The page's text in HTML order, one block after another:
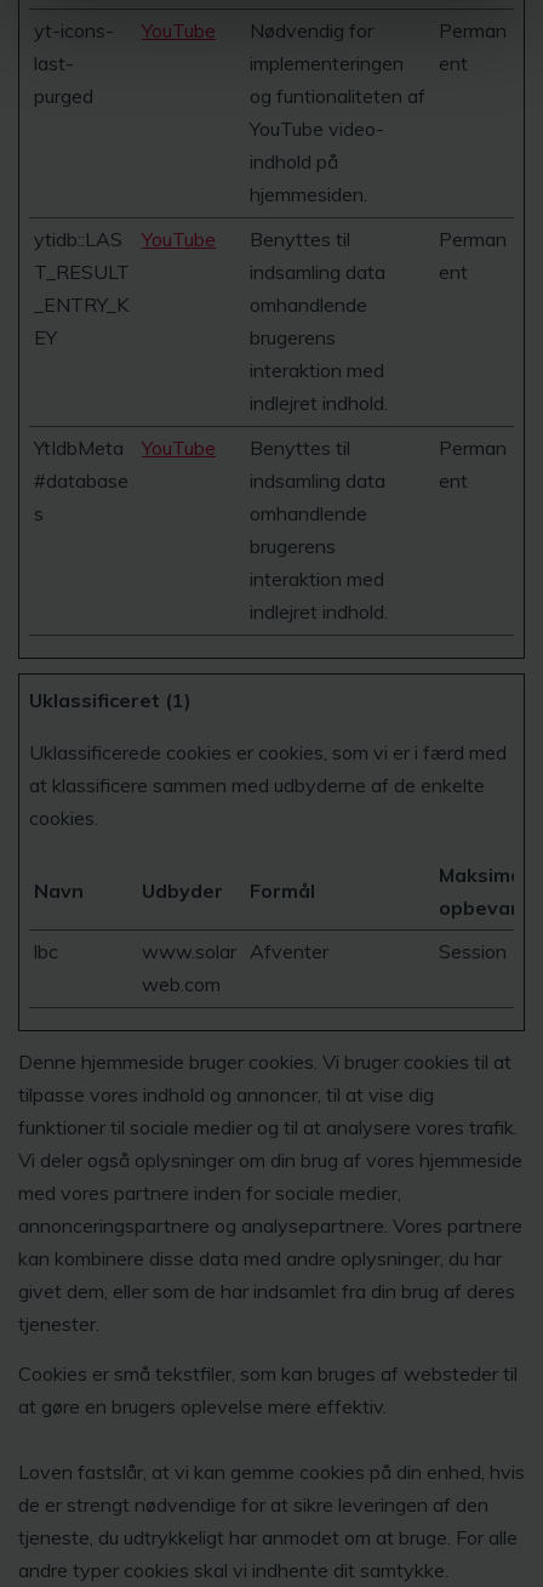
yt-icons-
last-
purged
YouTube
Nødvendig for
implementeringen
og funtionaliteten af
YouTube video-
indhold på
hjemmesiden.
Perman
ent
ytidb::LAS
T_RESULT
_ENTRY_K
EY
YouTube
Benyttes til
indsamling data
omhandlende
brugerens
interaktion med
indlejret indhold.
Perman
ent
YtIdbMeta
#database
s
YouTube
Benyttes til
indsamling data
omhandlende
brugerens
interaktion med
indlejret indhold.
Perman
ent
Uklassificeret (1)
Uklassificerede cookies er cookies, som vi er i færd med
at klassificere sammen med udbyderne af de enkelte
cookies.
Navn Udbyder Formål
Maksimal
lbc
www.solar
web.com
Afventer Session
Denne hjemmeside bruger cookies. Vi bruger cookies til at
tilpasse vores indhold og annoncer, til at vise dig
funktioner til sociale medier og til at analysere vores trafik.
Vi deler også oplysninger om din brug af vores hjemmeside
med vores partnere inden for sociale medier,
annonceringspartnere og analysepartnere. Vores partnere
kan kombinere disse data med andre oplysninger, du har
givet dem, eller som de har indsamlet fra din brug af deres
tjenester.
Cookies er små tekstfiler, som kan bruges af websteder til
at gøre en brugers oplevelse mere effektiv.
Loven fastslår, at vi kan gemme cookies på din enhed, hvis
de er strengt nødvendige for at sikre leveringen af den
tjeneste, du udtrykkeligt har anmodet om at bruge. For alle
andre typer cookies skal vi indhente dit samtykke.